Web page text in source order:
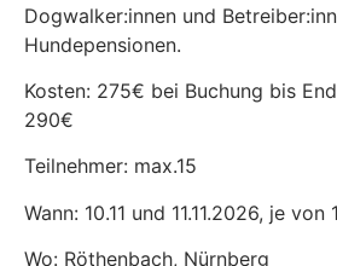
Dogwalker:innen und
Hundepensionen.
Kosten: 275€ bei Buchung bis
290€
Teilnehmer: max.15
Wann: 10.11 und 11.11.2026, je von
Wo: Röthenbach, Nürnberg